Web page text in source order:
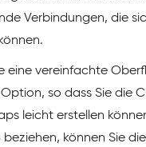
Verbindungen, die
eine vereinfachte
so dass Sie die
leicht erstellen
können Sie